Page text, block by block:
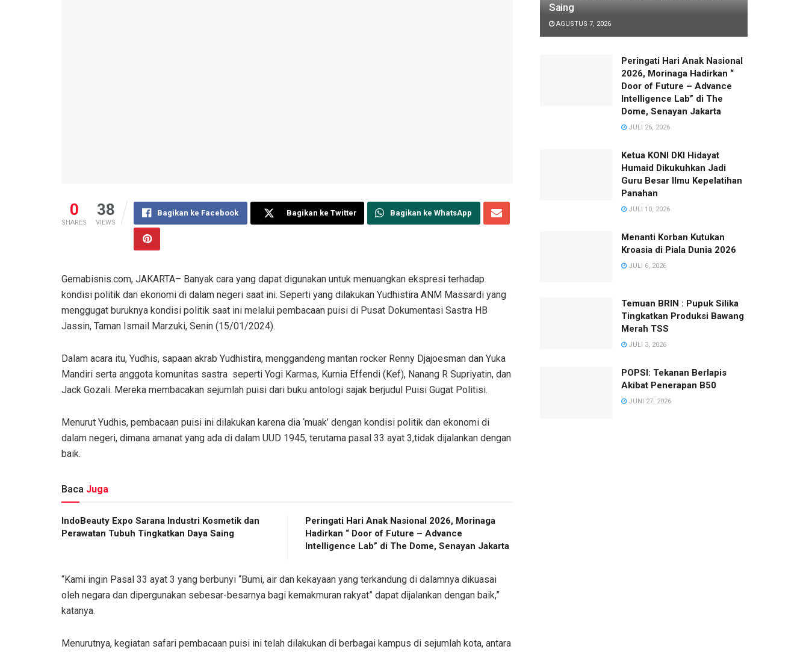
0
SHARES
38
VIEWS
Bagikan ke Facebook Bagikan ke Twitter Bagikan ke WhatsApp
Gemabisnis.com, JAKARTA– Banyak cara yang dapat digunakan untuk menuangkan ekspresi terhadap
kondisi politik dan ekonomi di dalam negeri saat ini. Seperti yang dilakukan Yudhistira ANM Massardi yang
menggugat buruknya kondisi politik saat ini melalui pembacaan puisi di Pusat Dokumentasi Sastra HB
Jassin, Taman Ismail Marzuki, Senin (15/01/2024).
Dalam acara itu, Yudhis, sapaan akrab Yudhistira, menggandeng mantan rocker Renny Djajoesman dan Yuka
Mandiri serta anggota komunitas sastra seperti Yogi Karmas, Kurnia Effendi (Kef), Nanang R Supriyatin, dan
Jack Gozali. Mereka membacakan sejumlah puisi dari buku antologi sajak berjudul Puisi Gugat Politisi.
Menurut Yudhis, pembacaan puisi ini dilakukan karena dia ‘muak’ dengan kondisi politik dan ekonomi di
dalam negeri, dimana amanat yang ada di dalam UUD 1945, terutama pasal 33 ayat 3,tidak dijalankan dengan
baik.
Baca Juga
IndoBeauty Expo Sarana Industri Kosmetik dan
Perawatan Tubuh Tingkatkan Daya Saing
Peringati Hari Anak Nasional 2026, Morinaga
Hadirkan “ Door of Future – Advance
Intelligence Lab” di The Dome, Senayan Jakarta
“Kami ingin Pasal 33 ayat 3 yang berbunyi “Bumi, air dan kekayaan yang terkandung di dalamnya dikuasai
oleh negara dan dipergunakan sebesar-besarnya bagi kemakmuran rakyat” dapat dijalankan dengan baik,”
katanya.
Menurutnya, kegiatan safari pembacaan puisi ini telah dilakukan di berbagai kampus di sejumlah kota, antara
Saing
AGUSTUS 7, 2026
Peringati Hari Anak Nasional
2026, Morinaga Hadirkan “
Door of Future – Advance
Intelligence Lab” di The
Dome, Senayan Jakarta
JULI 26, 2026
Ketua KONI DKI Hidayat
Humaid Dikukuhkan Jadi
Guru Besar Ilmu Kepelatihan
Panahan
JULI 10, 2026
Menanti Korban Kutukan
Kroasia di Piala Dunia 2026
JULI 6, 2026
Temuan BRIN : Pupuk Silika
Tingkatkan Produksi Bawang
Merah TSS
JULI 3, 2026
POPSI: Tekanan Berlapis
Akibat Penerapan B50
JUNI 27, 2026